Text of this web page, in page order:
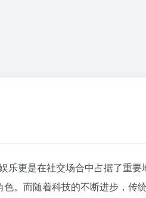
更是在社交场合中占据了重
。而随着科技的不断进步，传